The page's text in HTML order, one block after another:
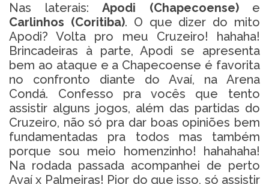
Nas laterais: Apodi (Chapecoense)e
Carlinhos (Coritiba). O que dizer do mito
Apodi? Volta pro meu Cruzeiro! hahaha!
Brincadeiras à parte, Apodi se apresenta
bem ao ataque e a Chapecoense é favorita
no confronto diante do Avaí, na Arena
Condá. Confesso pra vocês que tento
assistir alguns jogos, além das partidas do
Cruzeiro, não só pra dar boas opiniões bem
fundamentadas pra todos mas também
porque sou meio homenzinho! hahahaha!
Na rodada passada acompanhei de perto
Avaí x Palmeiras! Pior do que isso, só assistir